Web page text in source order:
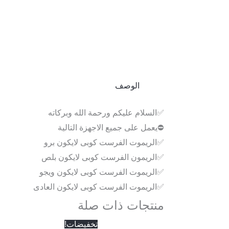
الوصف
✅السلام عليكم ورحمة الله وبركاته
⛔يعمل على جميع الاجهزة التالية
✅الريموت الفرست كوبى لايكون برو
✅الريمون الفرست كوبى لايكون بلص
✅الريموت الفرست كوبى لايكون ويجو
✅الريموت الفرست كوبى لايكون العادى
منتجات ذات صلة
تخفيضات!
السعر
السعر